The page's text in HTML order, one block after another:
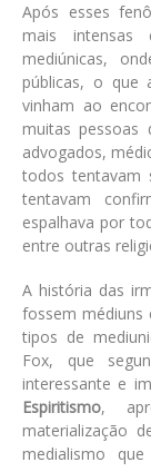
Após esses
mais intensas
mediúnicas,
públicas, o que
vinham ao
muitas pessoas
advogados,
todos tentavam
tentavam
espalhava por
entre outras
A história das
fossem médiuns
tipos de
Fox, que
interessante e
Espiritismo,
materialização
medialismo